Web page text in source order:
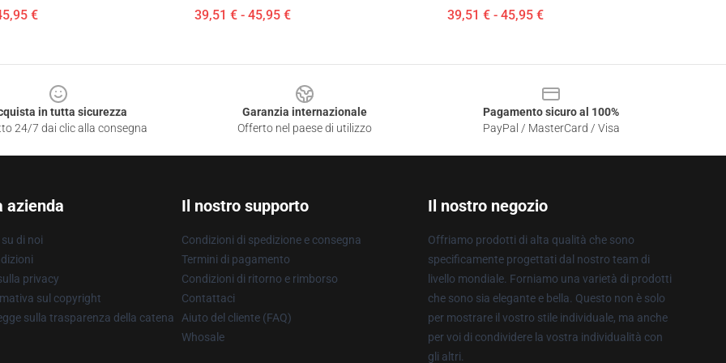
€ 39,51 € - 45,95 € 39,51 € - 45,95 €
in tutta sicurezza
24/7 dai clic alla consegna
Garanzia internazionale
Offerto nel paese di utilizzo
Pagamento sicuro al 100%
PayPal / MasterCard / Visa
azienda
di noi
privacy
sul copyright
sulla trasparenza della catena
Il nostro supporto
Condizioni di spedizione e consegna
Termini di pagamento
Condizioni di ritorno e rimborso
Contattaci
Aiuto del cliente (FAQ)
Whosale
Il nostro negozio
Offriamo prodotti di alta qualità che sono
specificamente progettati dal nostro team di
livello mondiale. Forniamo una varietà di prodotti
che sono sia elegante e bella. Questo non è solo
per mostrare il vostro stile individuale, ma anche
per voi di condividere la vostra individualità con
gli altri.